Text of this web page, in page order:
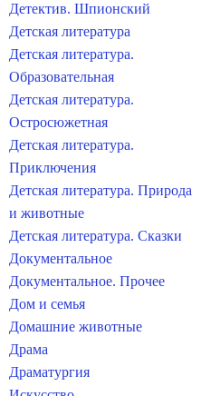
Детектив. Шпионский
Детская литература
Детская литература.
Образовательная
Детская литература.
Остросюжетная
Детская литература.
Приключения
Детская литература. Природа
и животные
Детская литература. Сказки
Документальное
Документальное. Прочее
Дом и семья
Домашние животные
Драма
Драматургия